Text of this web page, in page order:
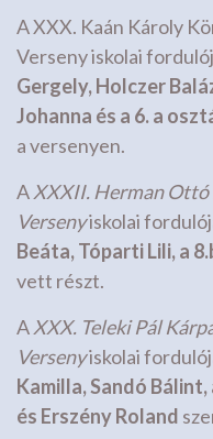
A XXX. Kaán Károly
Verseny iskolai
Gergely, Holczer
Johanna és a 6. a
a versenyen.
AXXXII. Herman
Versenyiskolai
Beáta, Tóparti Lili, a
vett részt.
AXXX. Teleki Pál
Versenyiskolai
Kamilla, Sandó
és Erszény Roland